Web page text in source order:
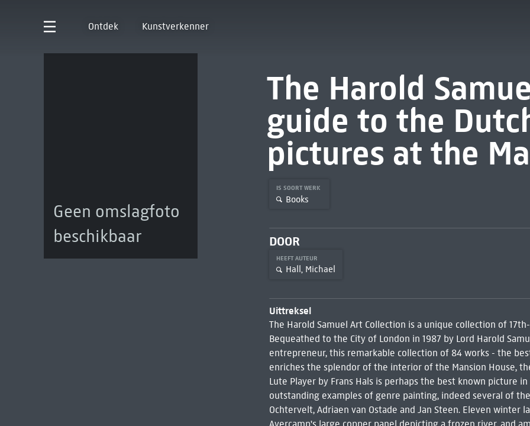
Ontdek Kunstverkenner
Geen omslagfoto
beschikbaar
The Harold
guide to the
pictures at the
IS SOORT WERK
Books
DOOR
HEEFT AUTEUR
Hall, Michael
Uittreksel
The Harold Samuel Art Collection is a unique collection of
Bequeathed to the City of London in 1987 by Lord Harold
entrepreneur, this remarkable collection of 84 works - the
enriches the splendor of the interior of the Mansion House,
Lute Player by Frans Hals is perhaps the best known picture
outstanding examples of genre painting, indeed several of
Ochtervelt, Adriaen van Ostade and Jan Steen. Eleven winter